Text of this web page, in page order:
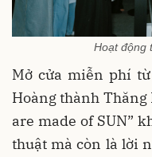
Hoạt động
Mở cửa miễn phí
Hoàng thành Thăng
are made of SUN”
thuật mà còn là lời